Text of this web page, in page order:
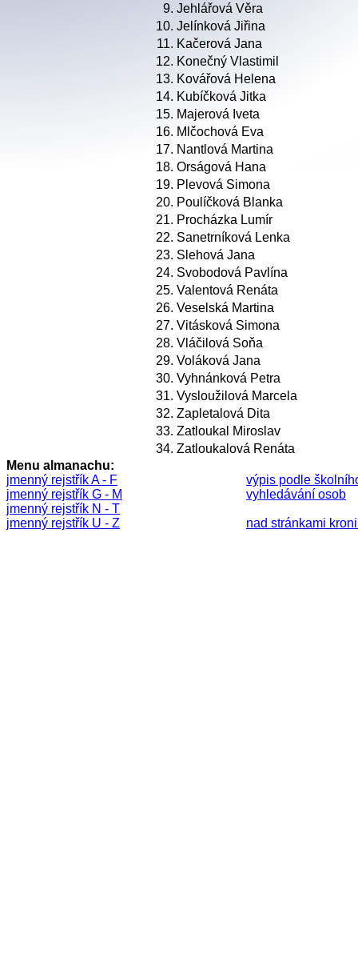
9. Jehlářová Věra
10. Jelínková Jiřina
11. Kačerová Jana
12. Konečný Vlastimil
13. Kovářová Helena
14. Kubíčková Jitka
15. Majerová Iveta
16. Mlčochová Eva
17. Nantlová Martina
18. Orságová Hana
19. Plevová Simona
20. Poulíčková Blanka
21. Procházka Lumír
22. Sanetrníková Lenka
23. Slehová Jana
24. Svobodová Pavlína
25. Valentová Renáta
26. Veselská Martina
27. Vitásková Simona
28. Vláčilová Soňa
29. Voláková Jana
30. Vyhnánková Petra
31. Vysloužilová Marcela
32. Zapletalová Dita
33. Zatloukal Miroslav
34. Zatloukalová Renáta
Menu almanachu:
jmenný rejstřík A - F
jmenný rejstřík G - M
jmenný rejstřík N - T
jmenný rejstřík U - Z
výpis podle
vyhledávání osob
nad stránkami